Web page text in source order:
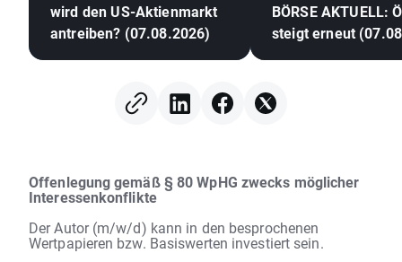
wird den US-Aktienmarkt
antreiben? (07.08.2026)
BÖRSE AKTUELL:
steigt erneut
Offenlegung gemäß § 80 WpHG zwecks möglicher
Interessenkonflikte
Der Autor (m/w/d) kann in den besprochenen
Wertpapieren bzw. Basiswerten investiert sein.